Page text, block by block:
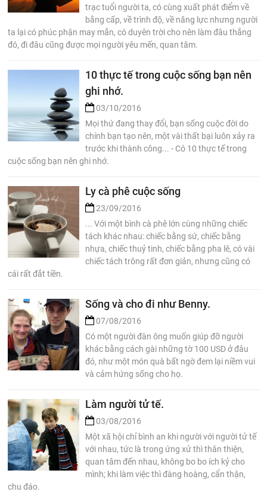
trạc tuổi người ta, có cùng xuất phát điểm về
bằng cấp, về trình độ, về năng lực nhưng người
ta lại có phúc phận may mắn, có duyên trời cho nên làm đâu thắng
đó, đi đâu cũng được mọi người yêu mến, quan tâm.
10 thực tế trong cuộc sống bạn nên
ghi nhớ.
03/10/2016
Mọi thứ đang thay đổi, bạn sống cuộc đời do
chính bạn tạo nên, một vài thất bại luôn xảy ra
trước khi thành công... - Có 10 thực tế trong
cuộc sống bạn nên ghi nhớ.
Ly cà phê cuộc sống
23/09/2016
... Với một bình cà phê lớn cùng những chiếc
tách khác nhau: chiếc bằng sứ, chiếc bằng
nhựa, chiếc thuỷ tinh, chiếc bằng pha lê, có vài
chiếc tách trông rất đơn giản, nhưng cũng có
cái rất đắt tiền.
Sống và cho đi như Benny.
07/08/2016
Có một người đàn ông muốn giúp đỡ người
khác bằng cách gài những tờ 100 USD ở đâu
đó, như một món quà bất ngờ đem lại niềm vui
và cảm hứng sống cho họ.
Làm người tử tế.
03/08/2016
Một xã hội chỉ bình an khi người với người tử tế
với nhau, tức là trong ứng xử thì thân thiện,
quan tâm đến nhau, không bo bo ích kỷ cho
mình; khi làm việc thì đàng hoàng, cẩn thận,
chu đáo.